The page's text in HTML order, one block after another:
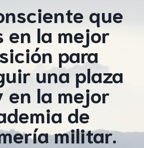
que
en la mejor
para
una plaza
la mejor
de
militar.